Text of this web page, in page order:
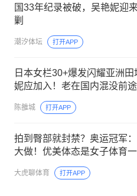
国33年纪录被破，吴艳妮迎
剿
潮汐体坛 打开APP
日本女栏30+爆发闪耀亚洲田
妮应加入！老在国内混没前途
陈雒城 打开APP
拍到臀部就封禁？奥运冠军
大做！优美体态是女子体育
大虎聊体育 打开APP